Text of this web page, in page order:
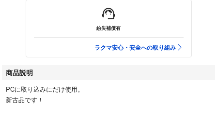
紛失補償有
ラクマ安心・安全への取り組み
商品説明
PCに取り込みにだけ使用。
新古品です！